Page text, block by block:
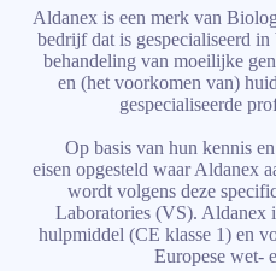
Aldanex is een merk van
bedrijf dat is gespecialiseerd
behandeling van moeilijke
en (het voorkomen van)
gespecialiseerde
Op basis van hun kennis
eisen opgesteld waar Aldanex
wordt volgens deze
Laboratories (VS). Aldanex
hulpmiddel (CE klasse 1) en
Europese wet-